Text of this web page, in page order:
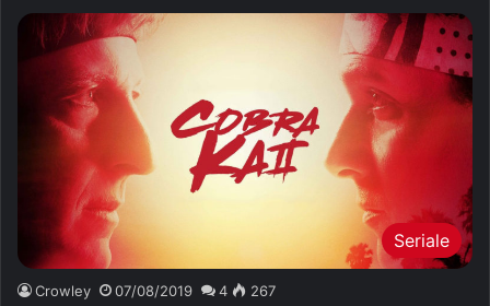
Seriale
Crowley 07/08/2019 4 267